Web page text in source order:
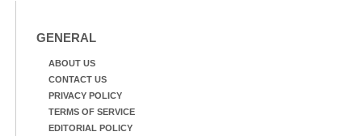
GENERAL
ABOUT US
CONTACT US
PRIVACY POLICY
TERMS OF SERVICE
EDITORIAL POLICY